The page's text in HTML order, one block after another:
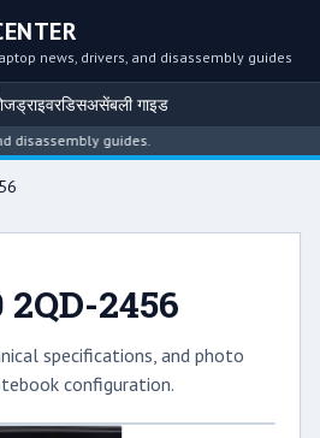
news, drivers, and disassembly guides
ड्राइवरडिसअसेंबली गाइड
guides.
2456
specifications, and photo
configuration.